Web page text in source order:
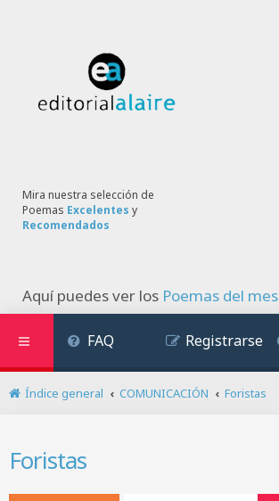
Mira nuestra selección de
Poemas Excelentes y
Recomendados
Aquí puedes ver los Poemas del mes
FAQ Registrarse
Índice general COMUNICACIÓN
Foristas
Foristas